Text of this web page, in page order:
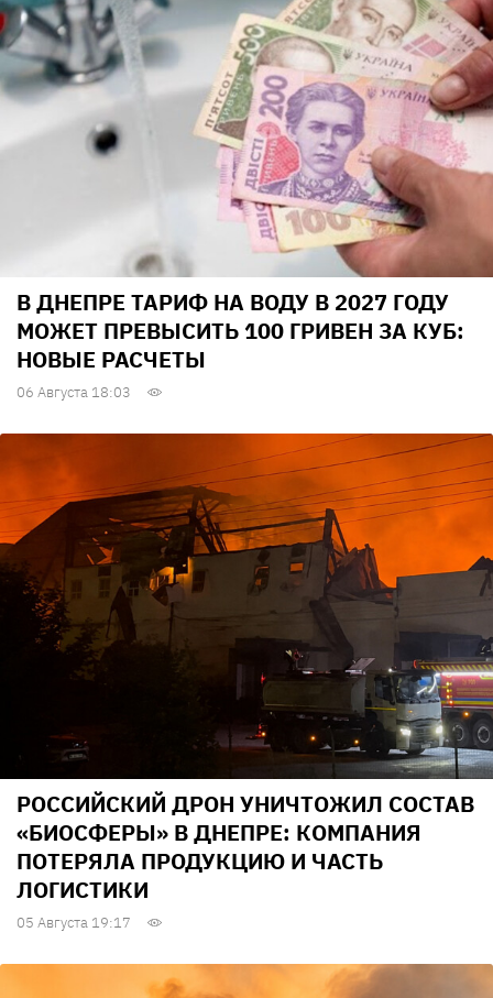
В ДНЕПРЕ ТАРИФ НА ВОДУ В 2027 ГОДУ
МОЖЕТ ПРЕВЫСИТЬ 100 ГРИВЕН ЗА КУБ:
НОВЫЕ РАСЧЕТЫ
06 Августа 18:03
РОССИЙСКИЙ ДРОН УНИЧТОЖИЛ СОСТАВ
«БИОСФЕРЫ» В ДНЕПРЕ: КОМПАНИЯ
ПОТЕРЯЛА ПРОДУКЦИЮ И ЧАСТЬ
ЛОГИСТИКИ
05 Августа 19:17